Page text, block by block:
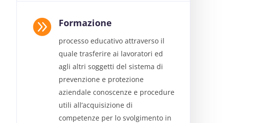
 Formazione
processo educativo attraverso il
quale trasferire ai lavoratori ed
agli altri soggetti del sistema di
prevenzione e protezione
aziendale conoscenze e procedure
utili all’acquisizione di
competenze per lo svolgimento in